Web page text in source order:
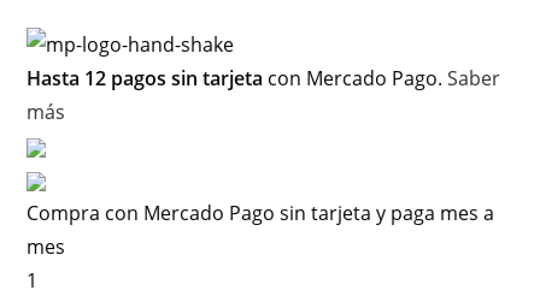
Hasta 12 pagos sin tarjeta con Mercado Pago. Saber
más
Compra con Mercado Pago sin tarjeta y paga mes a
mes
1